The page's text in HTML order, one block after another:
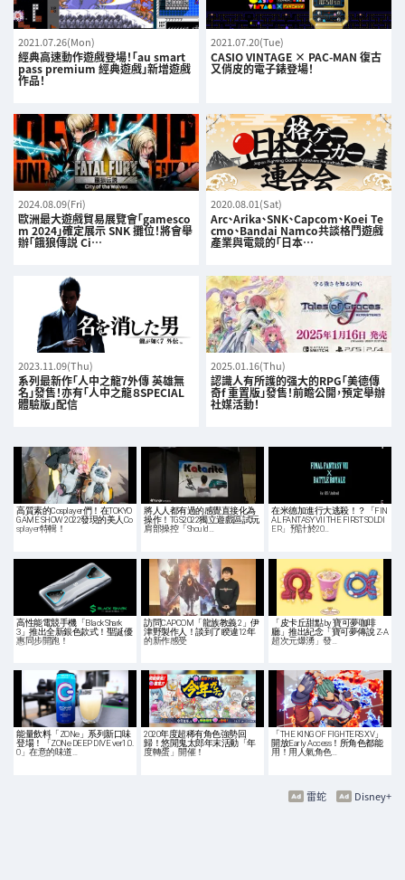
2021.07.26(Mon)
經典高速動作遊戲登場！「au smart
pass premium 經典遊戲」新增遊戲
作品！
2021.07.20(Tue)
CASIO VINTAGE × PAC-MAN 復古
又俏皮的電子錶登場！
2024.08.09(Fri)
歐洲最大遊戲貿易展覽會「gamesco
m 2024」確定展示 SNK 攤位！將會舉
辦「餓狼傳説 Ci…
2020.08.01(Sat)
Arc、Arika、SNK、Capcom、Koei Te
cmo、Bandai Namco共談格鬥遊戲
產業與電競的「日本…
2023.11.09(Thu)
系列最新作「人中之龍7外傳 英雄無
名」發售！亦有「人中之龍８SPECIAL
體驗版」配信
2025.01.16(Thu)
認識人有所護的强大的RPG「美德傳
奇f 重置版」發售！前瞻公開，預定舉辦
社媒活動！
高質素的Cosplayer們！在TOKYO
GAME SHOW 2022發現的美人Co
splayer特輯！
將人人都有過的感覺直接化為
操作！TGS2022獨立遊戲區試玩
肩部操控「Should…
在米德加進行大逃殺！？「FIN
AL FANTASY VII THE FIRST SOLDI
ER」預計於20…
高性能電競手機「Black Shark
3」推出全新銀色款式！聖誕優
惠同步開跑！
訪問CAPCOM「龍族教義 2」伊
津野製作人！談到了睽違12年
的新作感受
「皮卡丘甜點 by 寶可夢咖啡
廳」推出紀念「寶可夢傳說 Z-A
超次元爆湧」發…
能量飲料「ZONe」系列新口味
登場！「ZONe DEEP DIVE ver1.0.
0」在意的味道…
2020年度超稀有角色強勢回
歸！悠閒鬼太郎年末活動「年
度轉蛋」開催！
「THE KING OF FIGHTERS XV」
開放Early Access！所角色都能
用！用人氣角色…
Disney+
雷蛇